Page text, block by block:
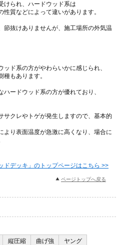
けられ、ハードウッド系は
質などによって違いがあります。
節抜けありませんが、施工場所の外気温
ド系の方がやわらいかに感じられ、
もあります。
ードウッド系の方が優れており、
サクレやトゲが発生しますので、基本的
より表面温度が急激に高くなり、場合に
ドデッキ」のトップページはこちら >>
ページトップへ戻る
縦圧縮
曲げ強
ヤング